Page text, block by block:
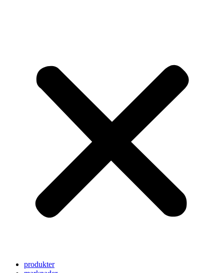
produkter